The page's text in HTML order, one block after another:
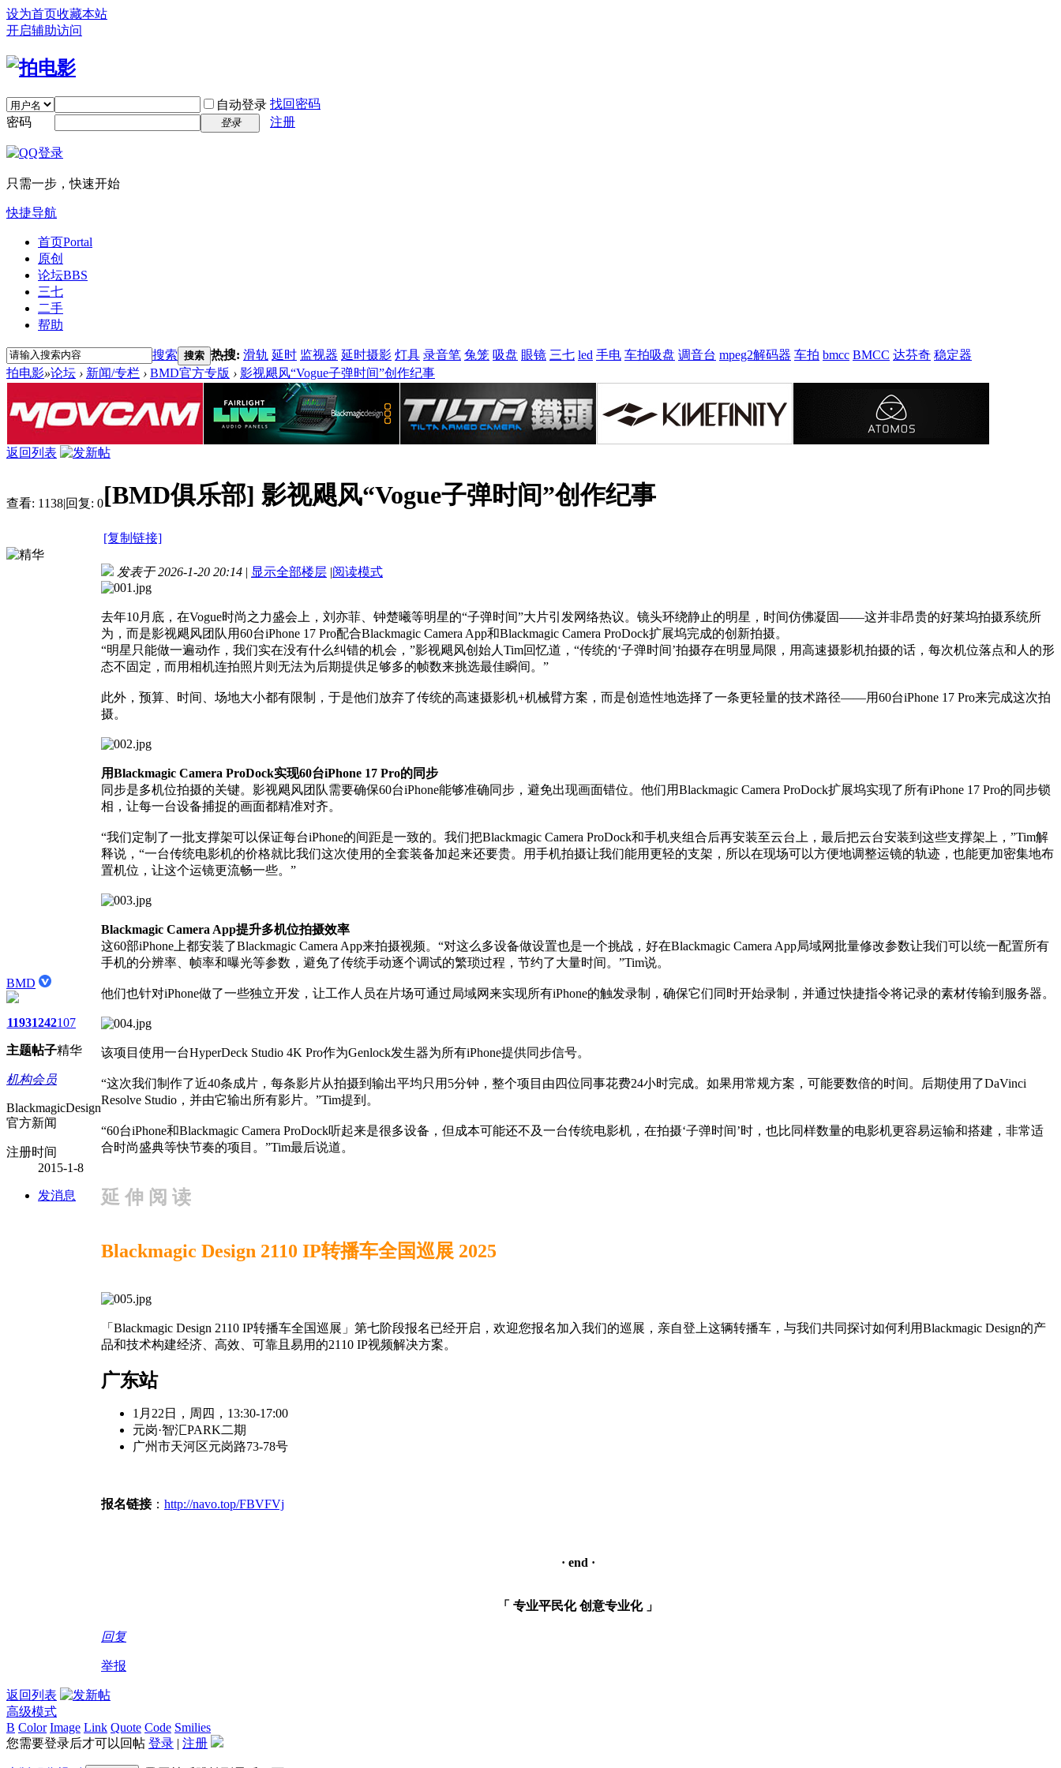
设为首页收藏本站
开启辅助访问
自动登录 找回密码
密码
登录 注册
只需一步，快速开始
快捷导航
首页Portal
原创
论坛BBS
三七
二手
帮助
搜索 搜索 热搜: 滑轨 延时 监视器 延时摄影 灯具 录音笔 兔笼 吸盘 眼镜 三七 led 手电 车拍吸盘 调音台 mpeg2解码器 车拍 bmcc BMCC 达芬奇 稳定器
拍电影»论坛 › 新闻/专栏 › BMD官方专版 › 影视飓风“Vogue子弹时间”创作纪事
返回列表
查看: 1138|回复: 0[BMD俱乐部] 影视飓风“Vogue子弹时间”创作纪事
[复制链接]
BMD
1193
主题
1242
帖子
107
精华
机构会员
BlackmagicDesign
官方新闻
注册时间
2015-1-8
发消息
发表于 2026-1-20 20:14 | 显示全部楼层 |阅读模式
去年10月底，在Vogue时尚之力盛会上，刘亦菲、钟楚曦等明星的“子弹时间”大片引发网络热议。镜头环绕静止的明星，时间仿佛凝固——这并非昂贵的好莱坞拍摄系统所
为，而是影视飓风团队用60台iPhone 17 Pro配合Blackmagic Camera App和Blackmagic Camera ProDock扩展坞完成的创新拍摄。
“明星只能做一遍动作，我们实在没有什么纠错的机会，”影视飓风创始人Tim回忆道，“传统的‘子弹时间’拍摄存在明显局限，用高速摄影机拍摄的话，每次机位落点和人的形
态不固定，而用相机连拍照片则无法为后期提供足够多的帧数来挑选最佳瞬间。”
此外，预算、时间、场地大小都有限制，于是他们放弃了传统的高速摄影机+机械臂方案，而是创造性地选择了一条更轻量的技术路径——用60台iPhone 17 Pro来完成这次拍
摄。
用Blackmagic Camera ProDock实现60台iPhone 17 Pro的同步
同步是多机位拍摄的关键。影视飓风团队需要确保60台iPhone能够准确同步，避免出现画面错位。他们用Blackmagic Camera ProDock扩展坞实现了所有iPhone 17 Pro的同步锁
相，让每一台设备捕捉的画面都精准对齐。
“我们定制了一批支撑架可以保证每台iPhone的间距是一致的。我们把Blackmagic Camera ProDock和手机夹组合后再安装至云台上，最后把云台安装到这些支撑架上，”Tim解
释说，“一台传统电影机的价格就比我们这次使用的全套装备加起来还要贵。用手机拍摄让我们能用更轻的支架，所以在现场可以方便地调整运镜的轨迹，也能更加密集地布
置机位，让这个运镜更流畅一些。”
Blackmagic Camera App提升多机位拍摄效率
这60部iPhone上都安装了Blackmagic Camera App来拍摄视频。“对这么多设备做设置也是一个挑战，好在Blackmagic Camera App局域网批量修改参数让我们可以统一配置所有
手机的分辨率、帧率和曝光等参数，避免了传统手动逐个调试的繁琐过程，节约了大量时间。”Tim说。
他们也针对iPhone做了一些独立开发，让工作人员在片场可通过局域网来实现所有iPhone的触发录制，确保它们同时开始录制，并通过快捷指令将记录的素材传输到服务器。
该项目使用一台HyperDeck Studio 4K Pro作为Genlock发生器为所有iPhone提供同步信号。
“这次我们制作了近40条成片，每条影片从拍摄到输出平均只用5分钟，整个项目由四位同事花费24小时完成。如果用常规方案，可能要数倍的时间。后期使用了DaVinci
Resolve Studio，并由它输出所有影片。”Tim提到。
“60台iPhone和Blackmagic Camera ProDock听起来是很多设备，但成本可能还不及一台传统电影机，在拍摄‘子弹时间’时，也比同样数量的电影机更容易运输和搭建，非常适
合时尚盛典等快节奏的项目。”Tim最后说道。
延 伸 阅 读
Blackmagic Design 2110 IP转播车全国巡展 2025
「Blackmagic Design 2110 IP转播车全国巡展」第七阶段报名已经开启，欢迎您报名加入我们的巡展，亲自登上这辆转播车，与我们共同探讨如何利用Blackmagic Design的产
品和技术构建经济、高效、可靠且易用的2110 IP视频解决方案。
广东站
1月22日，周四，13:30-17:00
元岗·智汇PARK二期
广州市天河区元岗路73-78号
报名链接： http://navo.top/FBVFVj
· end ·
「 专业平民化 创意专业化 」
回复
举报
返回列表
高级模式
B Color Image Link Quote Code Smilies
您需要登录后才可以回帖 登录 | 注册